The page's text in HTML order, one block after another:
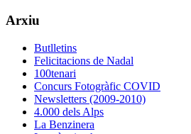
Arxiu
Butlletins
Felicitacions de Nadal
100tenari
Concurs Fotogràfic COVID
Newsletters (2009-2010)
4.000 dels Alps
La Benzinera